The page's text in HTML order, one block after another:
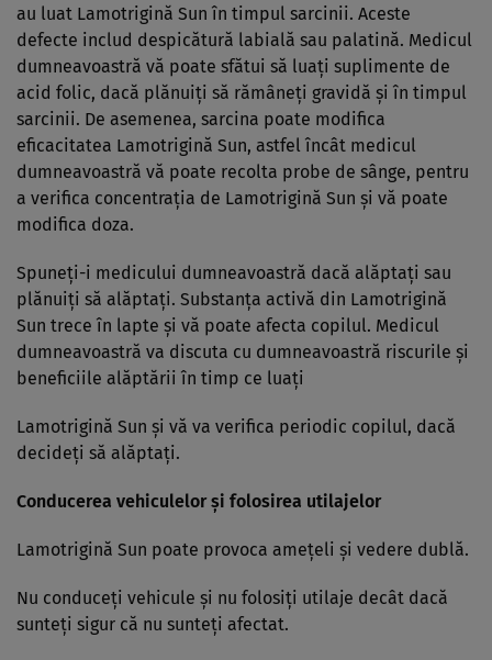
au luat Lamotrigină Sun în timpul sarcinii. Aceste
defecte includ despicătură labială sau palatină. Medicul
dumneavoastră vă poate sfătui să luaţi suplimente de
acid folic, dacă plănuiţi să rămâneţi gravidă şi în timpul
sarcinii. De asemenea, sarcina poate modifica
eficacitatea Lamotrigină Sun, astfel încât medicul
dumneavoastră vă poate recolta probe de sânge, pentru
a verifica concentraţia de Lamotrigină Sun şi vă poate
modifica doza.
Spuneţi-i medicului dumneavoastră dacă alăptaţi sau
plănuiţi să alăptaţi. Substanţa activă din Lamotrigină
Sun trece în lapte şi vă poate afecta copilul. Medicul
dumneavoastră va discuta cu dumneavoastră riscurile şi
beneficiile alăptării în timp ce luaţi
Lamotrigină Sun şi vă va verifica periodic copilul, dacă
decideţi să alăptaţi.
Conducerea vehiculelor şi folosirea utilajelor
Lamotrigină Sun poate provoca ameţeli şi vedere dublă.
Nu conduceţi vehicule şi nu folosiţi utilaje decât dacă
sunteţi sigur că nu sunteţi afectat.